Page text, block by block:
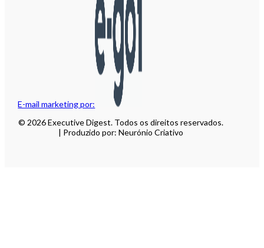
E-mail marketing por:
© 2026 Executive Digest. Todos os direitos reservados.
| Produzido por: Neurónio Criativo